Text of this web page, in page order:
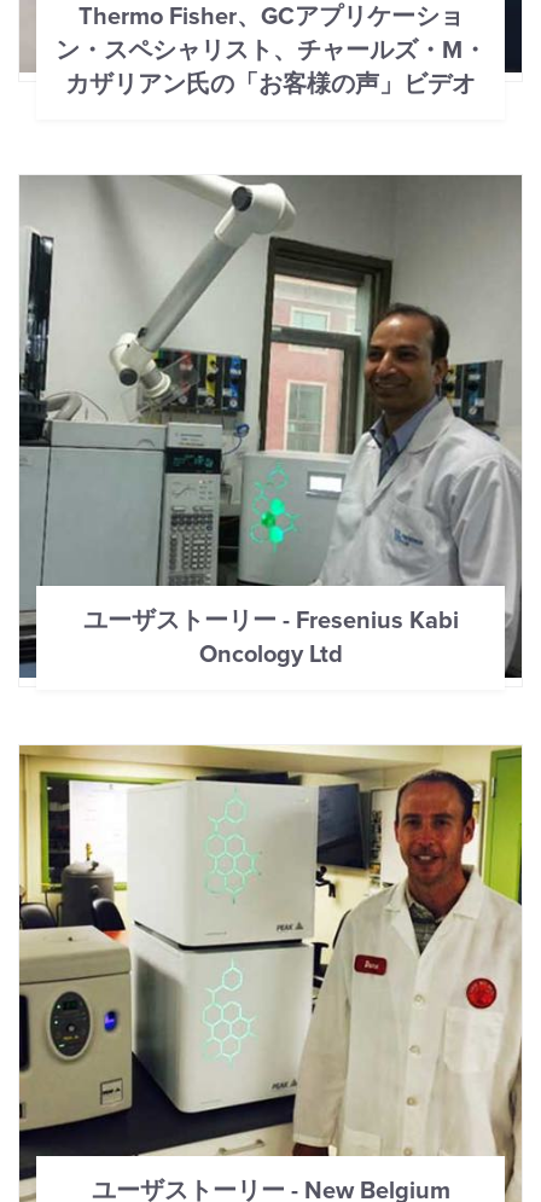
Thermo Fisher、GCアプリケーショ
ン・スペシャリスト、チャールズ・M・
カザリアン氏の「お客様の声」ビデオ
ユーザストーリー - Fresenius Kabi
Oncology Ltd
ユーザストーリー - New Belgium